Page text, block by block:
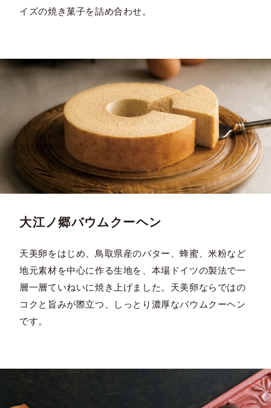
イズの焼き菓子を詰め合わせ。
大江ノ郷バウムクーヘン
天美卵をはじめ、鳥取県産のバター、蜂蜜、米粉など
地元素材を中心に作る生地を、本場ドイツの製法で一
層一層ていねいに焼き上げました。天美卵ならではの
コクと旨みが際立つ、しっとり濃厚なバウムクーヘン
です。